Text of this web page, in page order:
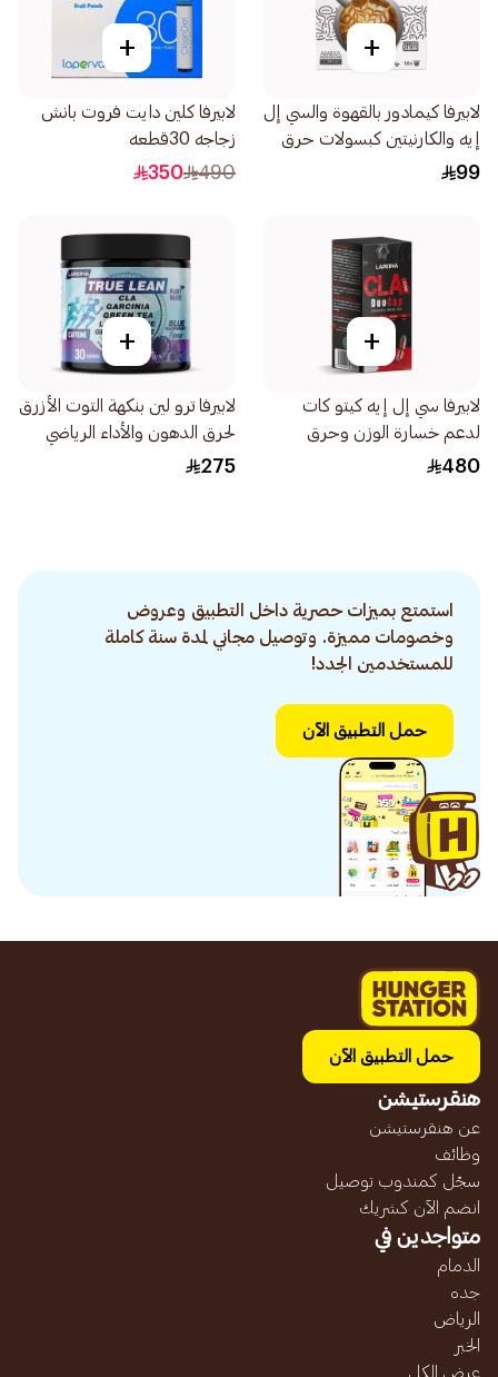
+
لابيرفا كيمادور بالقهوة والسي إل
إيه والكارنيتين كبسولات حرق
الدهون والتنحيف 16كبسولة
99
+
لابيرفا كلين دايت فروت بانش
زجاجه 30قطعه
490
350
+
لابيرفا سي إل إيه كيتو كات
لدعم خسارة الوزن وحرق
الدهون كبسولات ثنائية
480
+
لابيرفا ترو لين بنكهة التوت الأزرق
لحرق الدهون والأداء الرياضي
بودرة 210جرام
275
استمتع بميزات حصرية داخل التطبيق وعروض
وخصومات مميزة. وتوصيل مجاني لمدة سنة كاملة
للمستخدمين الجدد!
حمل التطبيق الآن
حمل التطبيق الآن
هنقرستيشن
عن هنقرستيشن
وظائف
سجّل كمندوب توصيل
انضم الآن كشريك
متواجدين في
الدمام
جده
الرياض
الخبر
عرض الكل...